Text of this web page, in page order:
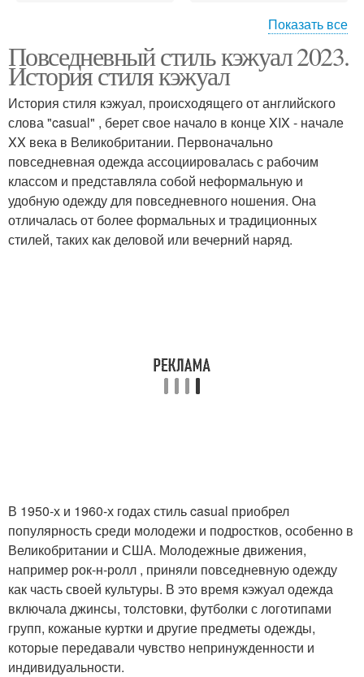
Гардероб в стиле Платья в стиле
Юбки в стиле Брюки в стиле
Стиль в одежде Популярные стили
Показать все
Повседневный стиль кэжуал 2023.
История стиля кэжуал
История стиля кэжуал, происходящего от английского
слова "casual" , берет свое начало в конце XIX - начале
XX века в Великобритании. Первоначально
повседневная одежда ассоциировалась с рабочим
классом и представляла собой неформальную и
удобную одежду для повседневного ношения. Она
отличалась от более формальных и традиционных
стилей, таких как деловой или вечерний наряд.
В 1950-х и 1960-х годах стиль casual приобрел
популярность среди молодежи и подростков, особенно в
Великобритании и США. Молодежные движения,
например рок-н-ролл , приняли повседневную одежду
как часть своей культуры. В это время кэжуал одежда
включала джинсы, толстовки, футболки с логотипами
групп, кожаные куртки и другие предметы одежды,
которые передавали чувство непринужденности и
индивидуальности.